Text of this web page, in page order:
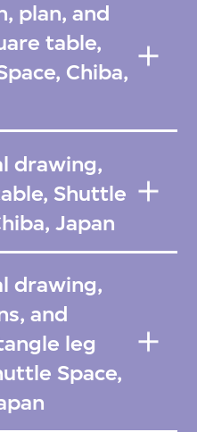
plan, and
table,
Chiba,
drawing,
Shuttle
Japan
drawing,
and
leg
Space,